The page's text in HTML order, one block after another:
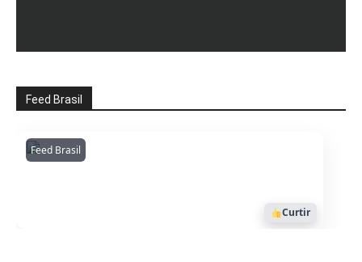
Feed Brasil
Feed BrasilAmazonianarede
1053
Curtir